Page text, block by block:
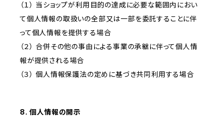
（１） 当ショップが利用目的の達成に必要な範囲内におい
て個人情報の取扱いの全部又は一部を委託することに伴
って個人情報を提供する場合
（２） 合併その他の事由による事業の承継に伴って個人情
報が提供される場合
（３） 個人情報保護法の定めに基づき共同利用する場合
8. 個人情報の開示